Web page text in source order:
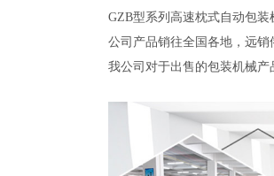
GZB型系列高速枕式自动包装
公司产品销往全国各地，远销
我公司对于出售的包装机械产